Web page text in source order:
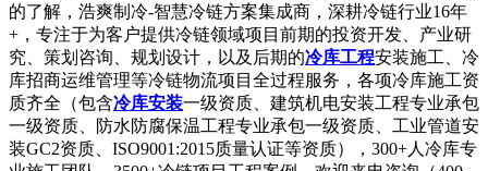
的了解，浩爽制冷-智慧冷链方案集成商，深耕冷链行业16年
+，专注于为客户提供冷链领域项目前期的投资开发、产业研
究、策划咨询、规划设计，以及后期的冷库工程安装施工、冷
库招商运维管理等冷链物流项目全过程服务，各项冷库施工资
质齐全（包含冷库安装一级资质、建筑机电安装工程专业承包
一级资质、防水防腐保温工程专业承包一级资质、工业管道安
装GC2资质、ISO9001:2015质量认证等资质），300+人冷库专